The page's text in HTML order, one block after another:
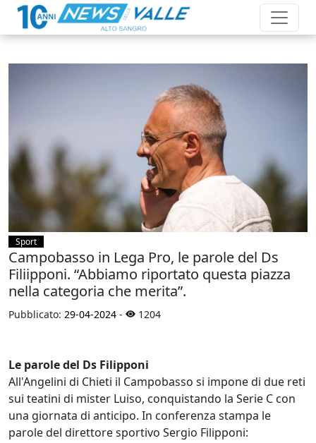
Sport
Campobasso in Lega Pro, le parole del Ds
Filiipponi. “Abbiamo riportato questa piazza
nella categoria che merita”.
Pubblicato: 29-04-2024 - 1204
Le parole del Ds Filipponi
All'Angelini di Chieti il Campobasso si impone di due reti
sui teatini di mister Luiso, conquistando la Serie C con
una giornata di anticipo. In conferenza stampa le
parole del direttore sportivo Sergio Filipponi: